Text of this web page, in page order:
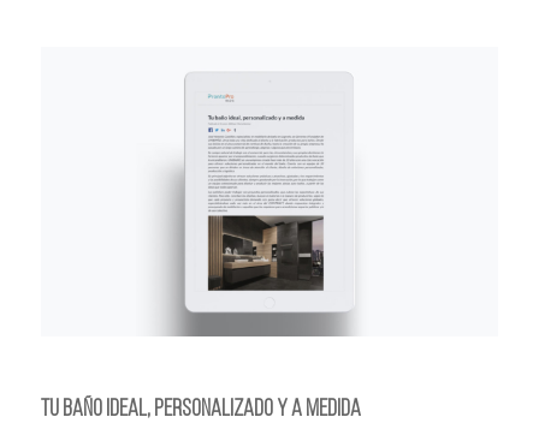
TU BAÑO IDEAL, PERSONALIZADO Y A MEDIDA